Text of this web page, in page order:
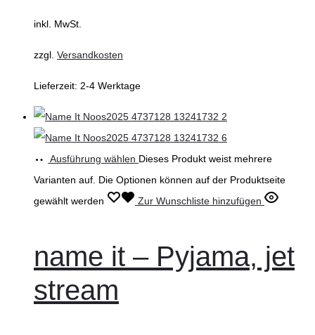
inkl. MwSt.
zzgl. Versandkosten
Lieferzeit: 2-4 Werktage
Ausführung wählen Dieses Produkt weist mehrere
Varianten auf. Die Optionen können auf der Produktseite
gewählt werden
Zur Wunschliste hinzufügen
name it – Pyjama, jet
stream